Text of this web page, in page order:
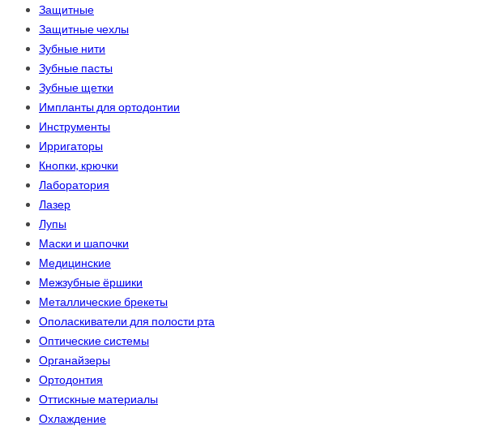
Защитные
Защитные чехлы
Зубные нити
Зубные пасты
Зубные щетки
Импланты для ортодонтии
Инструменты
Ирригаторы
Кнопки, крючки
Лаборатория
Лазер
Лупы
Маски и шапочки
Медицинские
Межзубные ёршики
Металлические брекеты
Ополаскиватели для полости рта
Оптические системы
Органайзеры
Ортодонтия
Оттискные материалы
Охлаждение